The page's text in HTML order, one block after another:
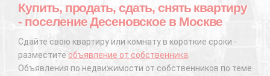
Купить, продать, сдать, снять квартиру
- поселение Десеновское в Москве
Сдайте свою квартиру или комнату в короткие сроки -
разместите объявление от собственника.
Объявления по недвижимости от собственников по теме